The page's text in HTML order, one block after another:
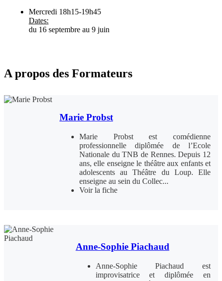
Mercredi 18h15-19h45
Dates:
du 16 septembre au 9 juin
A propos des Formateurs
Marie Probst
Marie Probst est comédienne
professionnelle diplômée de l’Ecole
Nationale du TNB de Rennes. Depuis 12
ans, elle enseigne le théâtre aux enfants et
adolescents au Théâtre du Loup. Elle
enseigne au sein du Collec...
Voir la fiche
Anne-Sophie Piachaud
Anne-Sophie Piachaud est
improvisatrice et diplômée en